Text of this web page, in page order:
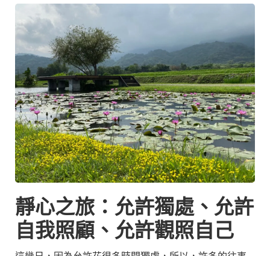
靜心之旅：允許獨處、允許
自我照顧、允許觀照自己